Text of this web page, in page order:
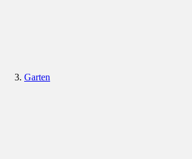
Garten